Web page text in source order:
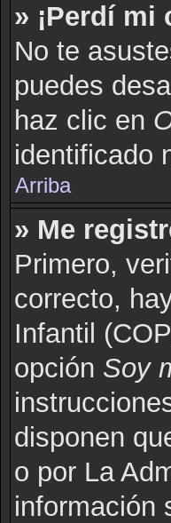
» ¡Perdí mi
No te
puedes
haz clic en
identificado
Arriba
» Me
Primero,
correcto,
Infantil
opción Soy
disponen
o por La
información